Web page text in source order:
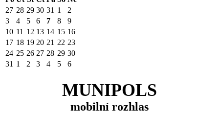
27 28 29 30 31 1
2
3
4 5 6 7 8
9
10 11 12 13 14 15 16
17 18 19 20 21 22 23
24 25 26 27 28 29 30
31 1 2 3 4 5 6
MUNIPOLS
mobilní rozhlas